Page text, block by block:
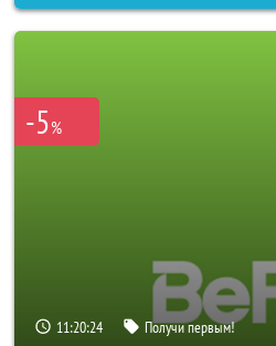
-5%
11:20:22 Получи первым!